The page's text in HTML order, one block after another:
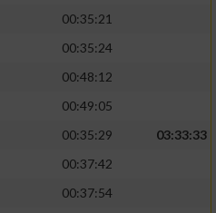
00:35:21
00:35:24
00:48:12
00:49:05
00:35:29
03:33:33
00:37:42
00:37:54